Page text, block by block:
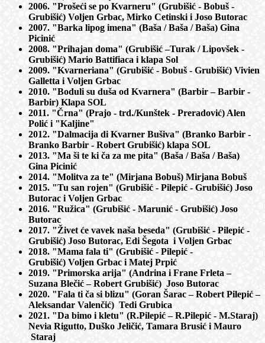
2006. "Prošeći se po Kvarneru" (Grubišić - Bobuš -
Grubišić) Voljen Grbac, Mirko Cetinski i Joso Butorac
2007. "Barka lipog imena" (Baša / Baša / Baša) Gina
Picinić
2008. "Prihajan doma" (Grubišić –Turak / Lipovšek -
Grubišić) Mario Battifiaca i klapa Sol
2009. "Kvarneriana" (Grubišić - Bobuš - Grubišić) Vivien
Galletta i Voljen Grbac
2010. "Boduli su duša od Kvarnera" (Barbir – Barbir -
Barbir) Klapa SOL
2011. "Črna" (Prajo - trd./Kunštek - Preradović) Alen
Polić i "Kaljine"
2012. "Dalmacija di Kvarner Bušiva" (Branko Barbir -
Branko Barbir - Robert Grubišić) klapa SOL
2013. "Ma ši te ki ča za me pita" (Baša / Baša / Baša)
Gina Picinić
2014. "Molitva za te" (Mirjana Bobuš) Mirjana Bobuš
2015. "Tu san rojen" (Grubišić - Pilepić - Grubišić) Joso
Butorac i Voljen Grbac
2016. "Ružica" (Grubišić - Marunić - Grubišić) Joso
Butorac
2017. "Živet će vavek naša beseda" (Grubišić - Pilepić -
Grubišić) Joso Butorac, Edi Šegota i Voljen Grbac
2018. "Mama fala ti" (Grubišić - Pilepić -
Grubišić) Voljen Grbac i Matej Prpić
2019. "Primorska arija" (Andrina i Frane Frleta –
Suzana Blečić – Robert Grubišić) Joso Butorac
2020. "Fala ti ča si blizu" (Goran Šarac – Robert Pilepić –
Aleksandar Valenčić) Tedi Grubica
2021. "Da bimo i kletu" (R.Pilepić – R.Pilepić - M.Staraj)
Nevia Rigutto, Duško Jeličić, Tamara Brusić i Mauro
Staraj